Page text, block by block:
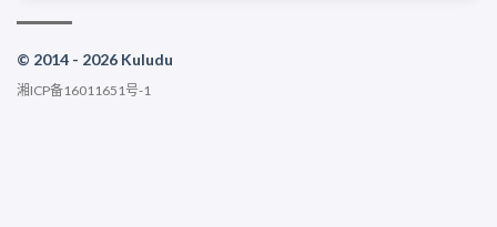
© 2014 - 2026 Kuludu
湘ICP备16011651号-1